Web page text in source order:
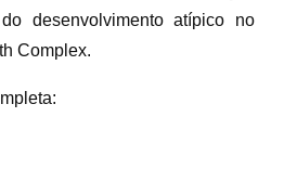
desenvolvimento atípico no
Complex.